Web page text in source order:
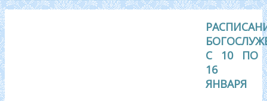
С 10 ПО
16
ЯНВАРЯ